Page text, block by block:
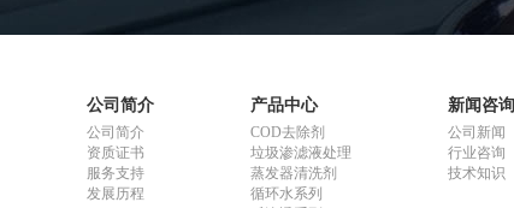
公司简介
公司简介
资质证书
服务支持
发展历程
产品中心
COD去除剂
垃圾渗滤液处理
蒸发器清洗剂
循环水系列
新闻咨询
公司新闻
行业咨询
技术知识